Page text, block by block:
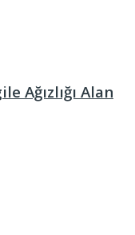
Ağızlığı Alan